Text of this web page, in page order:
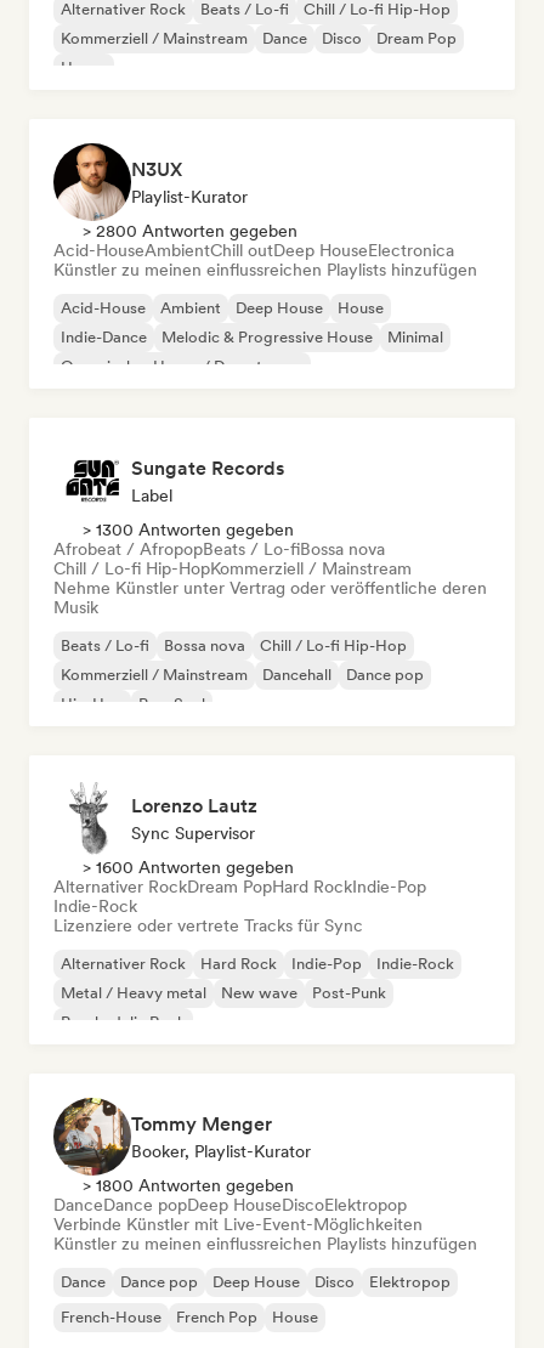
Alternativer Rock Beats / Lo-fi
Chill / Lo-fi Hip-Hop
Kommerziell / Mainstream
Dance Disco
Dream Pop
House
N3UX
Playlist-Kurator
> 2800 Antworten gegeben
Acid-HouseAmbientChill outDeep HouseElectronica
Künstler zu meinen einflussreichen Playlists hinzufügen
Acid-House Ambient Deep House
House
Indie-Dance
Melodic & Progressive House
Minimal
Organischer House / Downtempo
Sungate Records
Label
> 1300 Antworten gegeben
Afrobeat / AfropopBeats / Lo-fiBossa nova
Chill / Lo-fi Hip-HopKommerziell / Mainstream
Nehme Künstler unter Vertrag oder veröffentliche deren
Musik
Beats / Lo-fi Bossa nova
Chill / Lo-fi Hip-Hop
Kommerziell / Mainstream
Dancehall
Dance pop
Hip-Hop
Pop-Soul
Lorenzo Lautz
Sync Supervisor
> 1600 Antworten gegeben
Alternativer RockDream PopHard RockIndie-Pop
Indie-Rock
Lizenziere oder vertrete Tracks für Sync
Alternativer Rock Hard Rock Indie-Pop
Indie-Rock
Metal / Heavy metal
New wave
Post-Punk
Psychedelic Rock
Tommy Menger
Booker, Playlist-Kurator
> 1800 Antworten gegeben
DanceDance popDeep HouseDiscoElektropop
Verbinde Künstler mit Live-Event-Möglichkeiten
Künstler zu meinen einflussreichen Playlists hinzufügen
Dance Dance pop Deep House Disco
Elektropop
French-House
French Pop House